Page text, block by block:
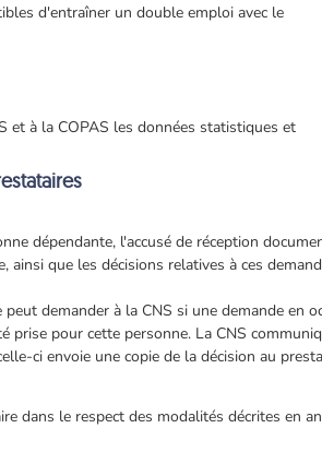
d'entraîner un double emploi avec le
et à la COPAS les données statistiques et
dépendante, l'accusé de réception
que les décisions relatives à ces
demander à la CNS si une demande en
prise pour cette personne. La CNS
ci envoie une copie de la décision au
dans le respect des modalités décrites en